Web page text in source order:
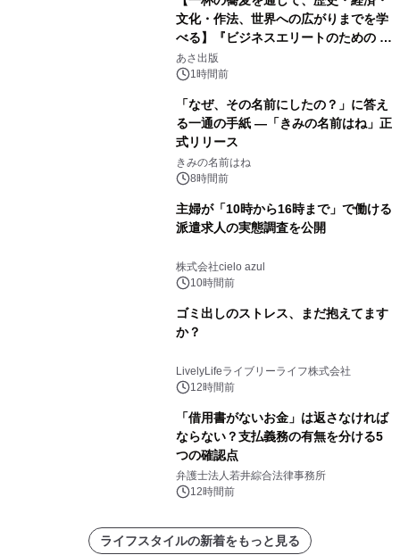
文化・作法、世界への広がりまでを学
べる】『ビジネスエリートのための 教
養としての蕎麦』2026年8月25日
（火）発売
あさ出版
1時間前
「なぜ、その名前にしたの？」に答え
る一通の手紙 ―「きみの名前はね」正
式リリース
きみの名前はね
8時間前
主婦が「10時から16時まで」で働ける
派遣求人の実態調査を公開
株式会社cielo azul
10時間前
ゴミ出しのストレス、まだ抱えてます
か？
LivelyLifeライブリーライフ株式会社
12時間前
「借用書がないお金」は返さなければ
ならない？支払義務の有無を分ける5
つの確認点
弁護士法人若井綜合法律事務所
12時間前
ライフスタイルの新着をもっと見る